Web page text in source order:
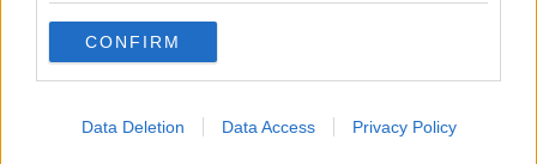
CONFIRM
Data Deletion Data Access Privacy Policy